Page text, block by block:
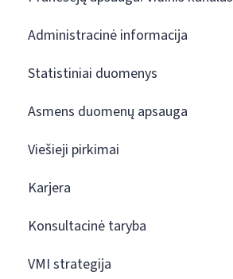
Administracinė informacija
Statistiniai duomenys
Asmens duomenų apsauga
Viešieji pirkimai
Karjera
Konsultacinė taryba
VMI strategija